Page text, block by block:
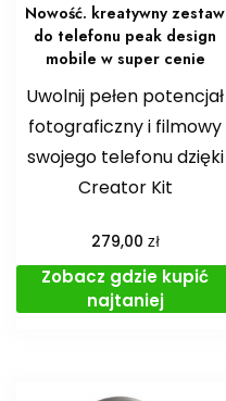
Nowość. kreatywny zestaw
do telefonu peak design
mobile w super cenie
Uwolnij pełen potencjał
fotograficzny i filmowy
swojego telefonu dzięki
Creator Kit
279,00 zł
Zobacz gdzie kupić
najtaniej